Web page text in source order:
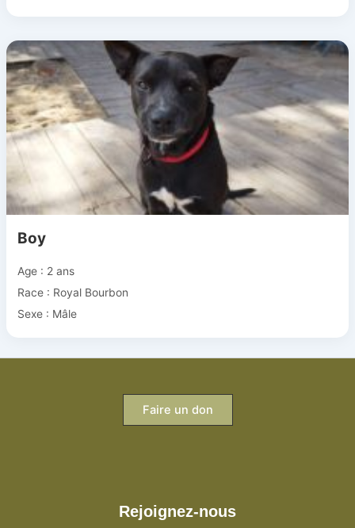
Boy
Age : 2 ans
Race : Royal Bourbon
Sexe : Mâle
Faire un don
Rejoignez-nous